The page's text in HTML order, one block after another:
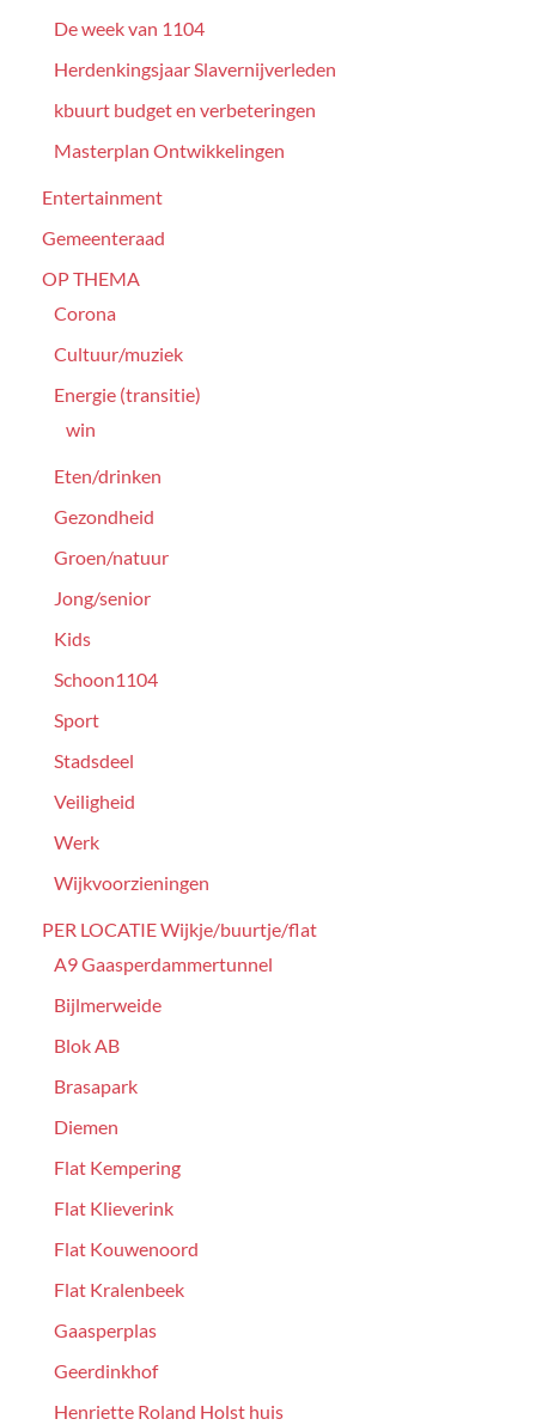
De week van 1104
Herdenkingsjaar Slavernijverleden
kbuurt budget en verbeteringen
Masterplan Ontwikkelingen
Entertainment
Gemeenteraad
OP THEMA
Corona
Cultuur/muziek
Energie (transitie)
win
Eten/drinken
Gezondheid
Groen/natuur
Jong/senior
Kids
Schoon1104
Sport
Stadsdeel
Veiligheid
Werk
Wijkvoorzieningen
PER LOCATIE Wijkje/buurtje/flat
A9 Gaasperdammertunnel
Bijlmerweide
Blok AB
Brasapark
Diemen
Flat Kempering
Flat Klieverink
Flat Kouwenoord
Flat Kralenbeek
Gaasperplas
Geerdinkhof
Henriette Roland Holst huis